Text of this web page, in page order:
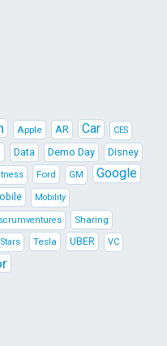
Apple AR Car CES
Data Demo Day
Disney
Ford GM Google
Mobility
Sharing
Tesla UBER VC